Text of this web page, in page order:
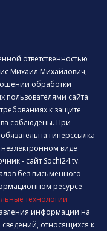
ответственностью
Михаил Михайлович,
обработки
пользователями сайта
к защите
соблюдены. При
гиперссылка
неэлектронном виде
- сайт Sochi24.tv.
без письменного
ресурсе
технологии
информации на
относящихся к